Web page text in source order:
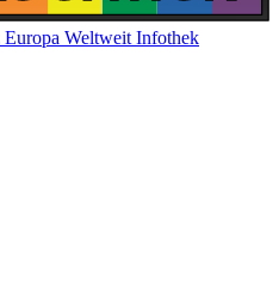
Europa Weltweit Infothek